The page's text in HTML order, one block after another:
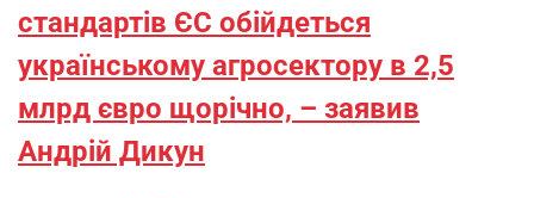
стандартів ЄС обійдеться
українському агросектору в 2,5
млрд євро щорічно, – заявив
Андрій Дикун